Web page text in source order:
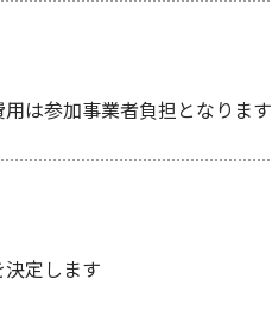
は参加事業者負担となります
定します